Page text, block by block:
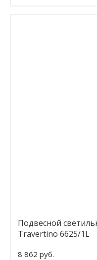
Подвесной
Travertino 6625/1L
8 862 руб.